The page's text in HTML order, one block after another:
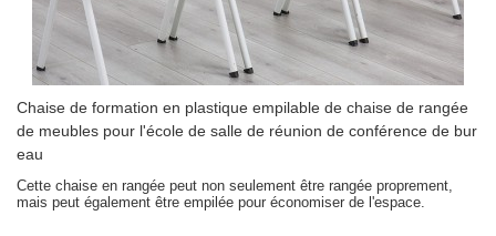
Chaise de formation en plastique empilable de chaise de rangée
de meubles pour l'école de salle de réunion de conférence de bur
eau
Cette chaise en rangée peut non seulement être rangée proprement,
mais peut également être empilée pour économiser de l'espace.